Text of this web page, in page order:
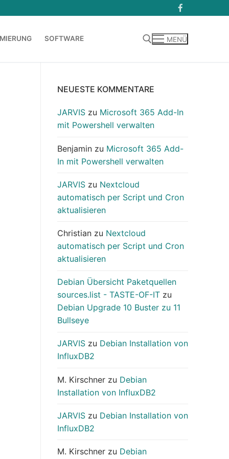
SOFTWARE MENÜ
NEUESTE KOMMENTARE
JARVIS zu Microsoft 365 Add-In
mit Powershell verwalten
Benjamin zu Microsoft 365 Add-
In mit Powershell verwalten
JARVIS zu Nextcloud
automatisch per Script und Cron
aktualisieren
Christian zu Nextcloud
automatisch per Script und Cron
aktualisieren
Debian Übersicht Paketquellen
sources.list - TASTE-OF-IT zu
Debian Upgrade 10 Buster zu 11
Bullseye
JARVIS zu Debian Installation von
InfluxDB2
M. Kirschner zu Debian
Installation von InfluxDB2
JARVIS zu Debian Installation von
InfluxDB2
M. Kirschner zu Debian